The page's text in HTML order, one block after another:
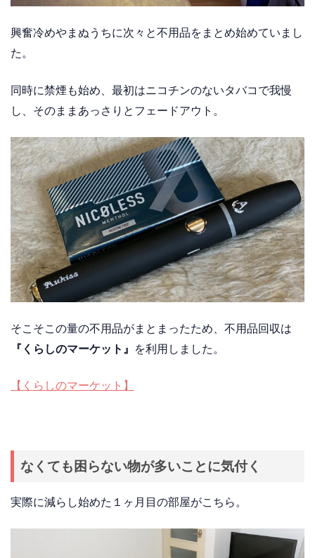
興奮冷めやまぬうちに次々と不用品をまとめ始めていまし
た。
同時に禁煙も始め、最初はニコチンのないタバコで我慢
し、そのままあっさりとフェードアウト。
そこそこの量の不用品がまとまったため、不用品回収は
『くらしのマーケット』
を利用しました。
【くらしのマーケット】
なくても困らない物が多いことに気付く
実際に減らし始めた１ヶ月目の部屋がこちら。